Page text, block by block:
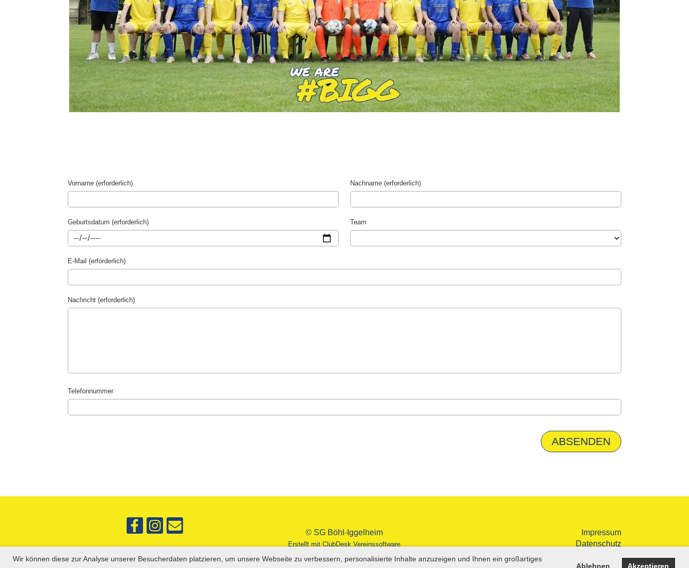
Wir können diese zur Analyse unserer Besucherdaten platzieren, um unsere Webseite zu verbessern, personalisierte Inhalte anzuzeigen und Ihnen ein großartiges
Ablehnen Akzeptieren
Vorname (erforderlich) Nachname (erforderlich)
Geburtsdatum (erforderlich) Team
E-Mail (erforderlich)
Nachricht (erforderlich)
Telefonnummer
© SG Böhl-Iggelheim
Erstellt mit ClubDesk Vereinssoftware
Impressum
Datenschutz